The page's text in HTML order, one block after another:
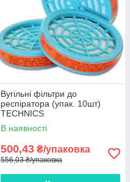
Вугільні фільтри до
респіратора (упак. 10шт)
TECHNICS
В наявності
500,43 ₴/упаковка
556,03 ₴/упаковка